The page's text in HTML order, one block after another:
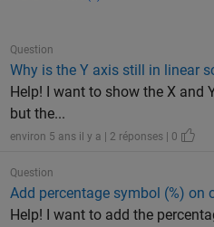
Question
Why is the Y axis still in linear
Help! I want to show the X
but the...
environ 5 ans il y a | 2 réponses | 0
Question
Add percentage symbol (%) on
Help! I want to add the